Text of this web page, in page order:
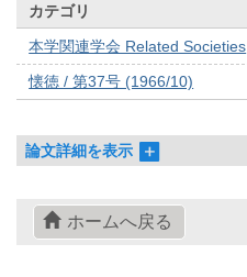
カテゴリ
本学関連学会 Related Societies
懐徳 / 第37号 (1966/10)
論文詳細を表示
ホームへ戻る